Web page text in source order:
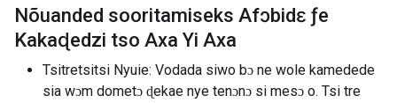
Nõuanded sooritamiseks Afɔbidɛ ƒe
Kakaɖedzi tso Axa Yi Axa
Tsitretsitsi Nyuie: Vodada siwo bɔ ne wole kamedede
sia wɔm dometɔ ɖekae nye tenɔnɔ si mesɔ o. Tsi tre